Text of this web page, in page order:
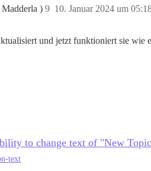
) 10. Januar 2024 um
9
und jetzt funktioniert sie wie
to change text of "New
text